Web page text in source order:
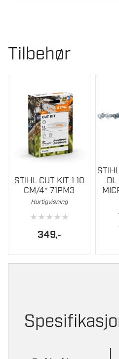
Tilbehør
STIHL CUT KIT 1 10
CM/4″ 71PM3
Hurtigvisning
★★★★★
349,-
DL